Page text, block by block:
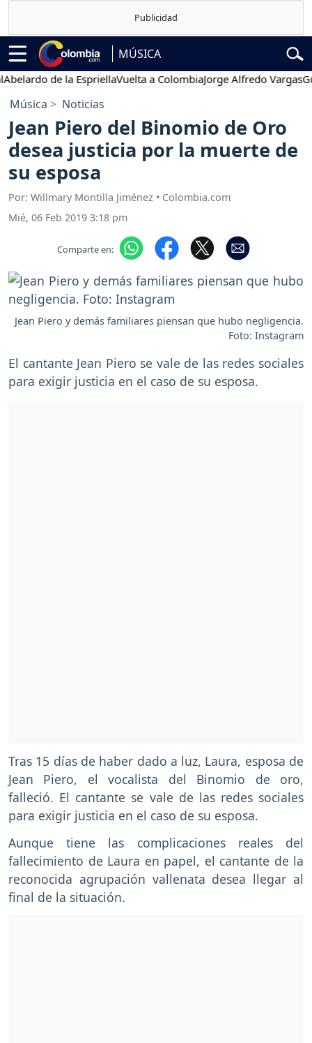
MÚSICA
de la EspriellaVuelta a ColombiaJorge Alfredo Vargas
Música Noticias
Jean Piero del Binomio de Oro
desea justicia por la muerte de
su esposa
Por: Willmary Montilla Jiménez • Colombia.com
Mié, 06 Feb 2019 3:18 pm
Comparte en:
Jean Piero y demás familiares piensan que hubo negligencia.
Foto: Instagram
El cantante Jean Piero se vale de las redes sociales
para exigir justicia en el caso de su esposa.
Tras 15 días de haber dado a luz, Laura, esposa de
Jean Piero, el vocalista del Binomio de oro,
falleció. El cantante se vale de las redes sociales
para exigir justicia en el caso de su esposa.
Aunque tiene las complicaciones reales del
fallecimiento de Laura en papel, el cantante de la
reconocida agrupación vallenata desea llegar al
final de la situación.